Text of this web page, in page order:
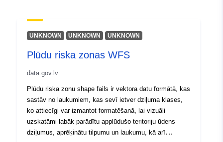
Identifikatorji:
uriRef:
http://data.europa.eu/88u/dataset/
e094-4330-a7e2-a6d69ed10c38
UNKNOWN UNKNOWN UNKNOWN
Plūdu riska zonas WFS
data.gov.lv
Plūdu riska zonu shape fails ir vektora datu formātā, kas
sastāv no laukumiem, kas sevī ietver dziļuma klases,
ko attiecīgi var izmantot formatēšanā, lai vizuāli
uzskatāmi labāk parādītu applūdušo teritoriju ūdens
dziļumus, aprēķinātu tilpumu un laukumu, kā arī